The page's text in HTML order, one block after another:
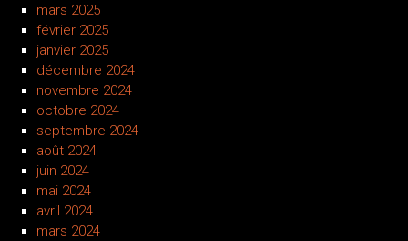
mars 2025
février 2025
janvier 2025
décembre 2024
novembre 2024
octobre 2024
septembre 2024
août 2024
juin 2024
mai 2024
avril 2024
mars 2024